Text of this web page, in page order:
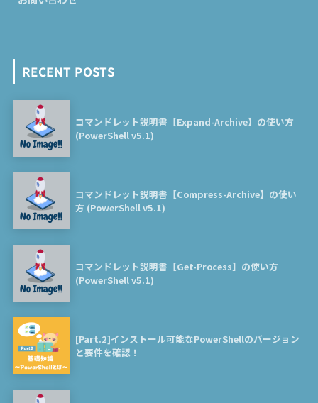
RECENT POSTS
コマンドレット説明書【Expand-Archive】の使い方
(PowerShell v5.1)
コマンドレット説明書【Compress-Archive】の使い
方 (PowerShell v5.1)
コマンドレット説明書【Get-Process】の使い方
(PowerShell v5.1)
[Part.2]インストール可能なPowerShellのバージョン
と要件を確認！